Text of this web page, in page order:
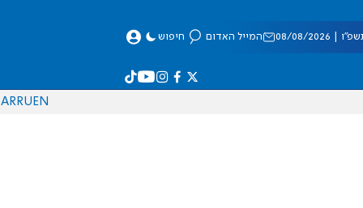
08/2026 המייל האדום חיפוש
EN
RU
AR